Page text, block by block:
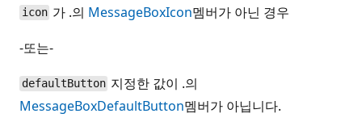
icon 가 .의 MessageBoxIcon멤버가 아닌 경우
-또는-
defaultButton 지정한 값이 .의
MessageBoxDefaultButton멤버가 아닙니다.